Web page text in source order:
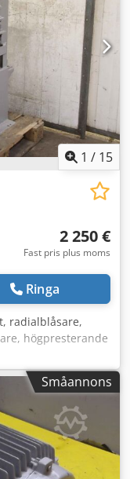
Komponenterna
och lämplighet för
driftsättning.
1 / 15
2 250 €
Fast pris plus moms
Ringa
radialblåsare,
högpresterande
Metallspåns-
T3C 160M2-2,
- Motoreffekt: 15
h - Anslutning
150 mm -
mm - Antal: 2x
mått:
- Vikt: 395 kg/st.
Småannons